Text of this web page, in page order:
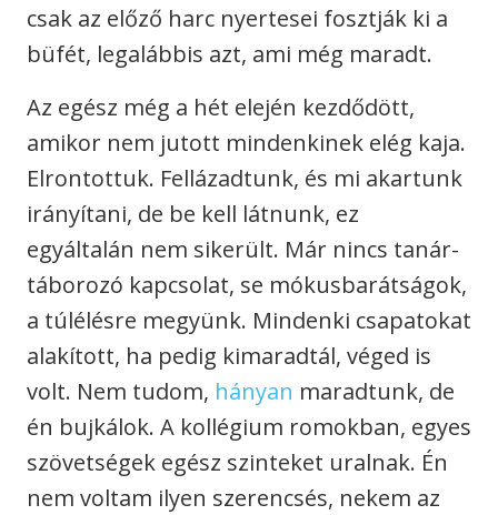
csak az előző harc nyertesei fosztják ki a
büfét, legalábbis azt, ami még maradt.
Az egész még a hét elején kezdődött,
amikor nem jutott mindenkinek elég kaja.
Elrontottuk. Fellázadtunk, és mi akartunk
irányítani, de be kell látnunk, ez
egyáltalán nem sikerült. Már nincs tanár-
táborozó kapcsolat, se mókusbarátságok,
a túlélésre megyünk. Mindenki csapatokat
alakított, ha pedig kimaradtál, véged is
volt. Nem tudom, hányan maradtunk, de
én bujkálok. A kollégium romokban, egyes
szövetségek egész szinteket uralnak. Én
nem voltam ilyen szerencsés, nekem az